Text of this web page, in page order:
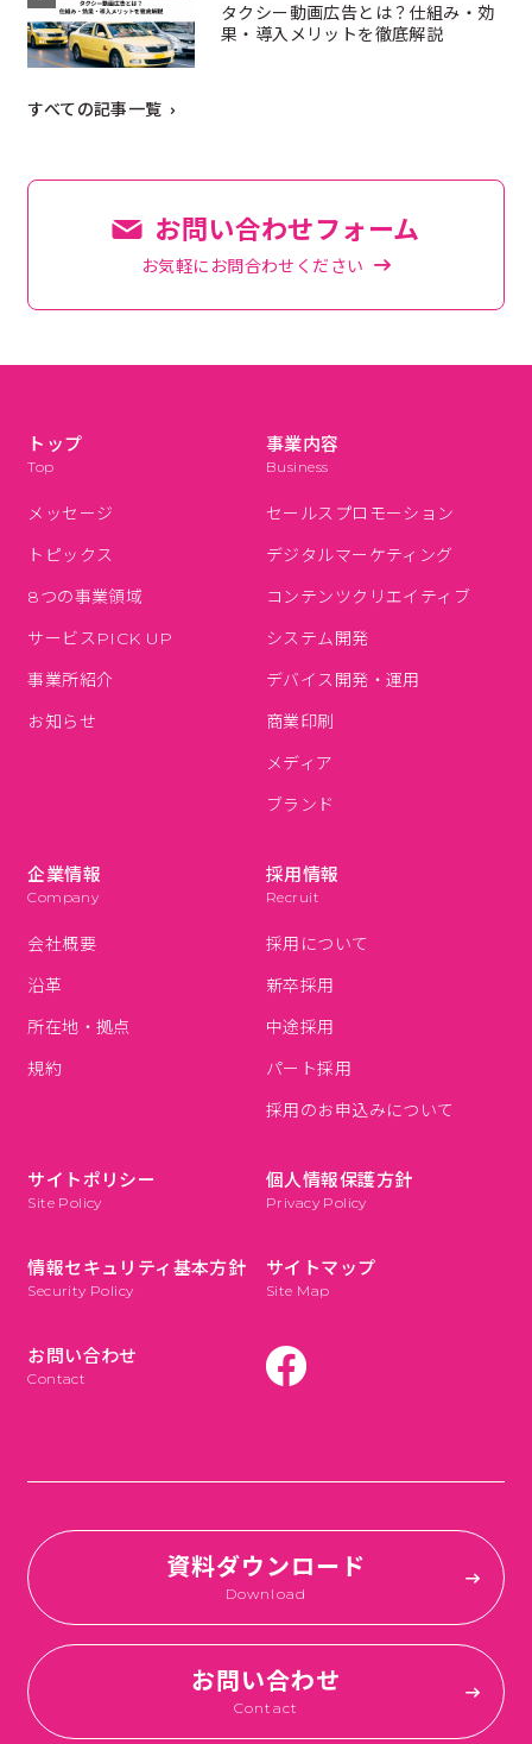
タクシー動画広告とは？仕組み・効
果・導入メリットを徹底解説
すべての記事一覧
お問い合わせフォーム
お気軽にお問合わせください
トップ
Top
メッセージ
トピックス
8つの事業領域
サービスPICK UP
事業所紹介
お知らせ
事業内容
Business
セールスプロモーション
デジタルマーケティング
コンテンツクリエイティブ
システム開発
デバイス開発・運用
商業印刷
メディア
ブランド
企業情報
Company
会社概要
沿革
所在地・拠点
規約
採用情報
Recruit
採用について
新卒採用
中途採用
パート採用
採用のお申込みについて
サイトポリシー
Site Policy
個人情報保護方針
Privacy Policy
情報セキュリティ基本方針
Security Policy
サイトマップ
Site Map
お問い合わせ
Contact
資料ダウンロード
Download
お問い合わせ
Contact